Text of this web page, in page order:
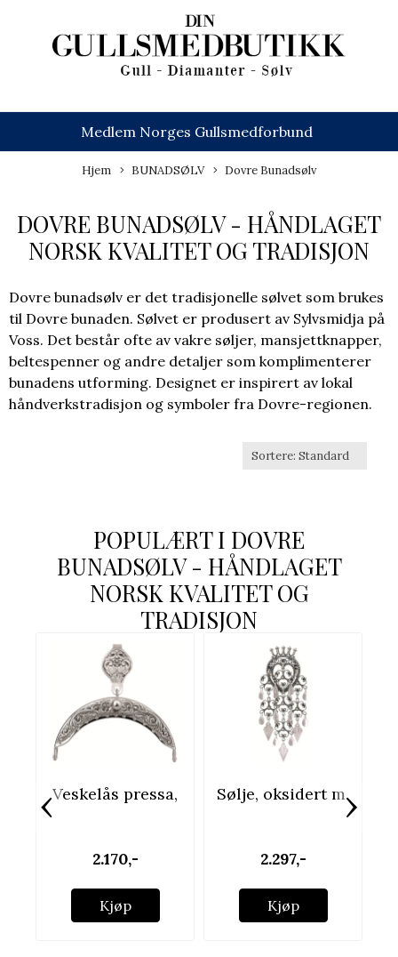
Medlem Norges Gullsmedforbund
Hjem BUNADSØLV Dovre Bunadsølv
DOVRE BUNADSØLV - HÅNDLAGET
NORSK KVALITET OG TRADISJON
Dovre bunadsølv er det tradisjonelle sølvet som brukes
til Dovre bunaden. Sølvet er produsert av Sylvsmidja på
Voss. Det består ofte av vakre søljer, mansjettknapper,
beltespenner og andre detaljer som komplimenterer
bunadens utforming. Designet er inspirert av lokal
håndverkstradisjon og symboler fra Dovre-regionen.
POPULÆRT I DOVRE
BUNADSØLV - HÅNDLAGET
NORSK KVALITET OG
TRADISJON
Veskelås pressa,
2.170,-
Kjøp
Sølje, oksidert m.
2.297,-
Kjøp
‹ ›